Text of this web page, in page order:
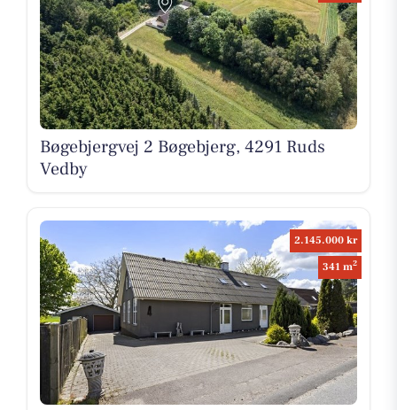
Bøgebjergvej 2 Bøgebjerg, 4291 Ruds
Vedby
2.145.000 kr
341 m2